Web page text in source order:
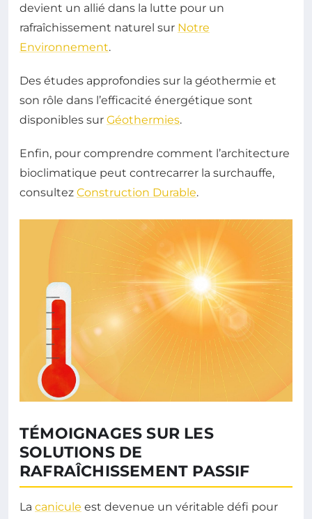
devient un allié dans la lutte pour un
rafraîchissement naturel sur Notre
Environnement.
Des études approfondies sur la géothermie et
son rôle dans l’efficacité énergétique sont
disponibles sur Géothermies.
Enfin, pour comprendre comment l’architecture
bioclimatique peut contrecarrer la surchauffe,
consultez Construction Durable.
TÉMOIGNAGES SUR LES
SOLUTIONS DE
RAFRAÎCHISSEMENT PASSIF
La canicule est devenue un véritable défi pour